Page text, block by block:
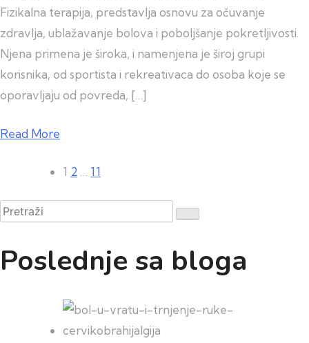
Fizikalna terapija, predstavlja osnovu za očuvanje
zdravlja, ublažavanje bolova i poboljšanje pokretljivosti.
Njena primena je široka, i namenjena je široj grupi
korisnika, od sportista i rekreativaca do osoba koje se
oporavljaju od povreda, […]
Read More
Paginacija
članaka
1 2 … 11
Pretraži
Poslednje sa bloga